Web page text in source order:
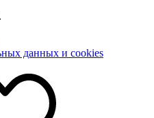
данных и cookies